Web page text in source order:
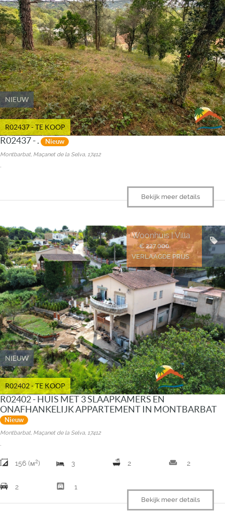
NIEUW
R02437 - TE KOOP
R02437 - . Nieuw
Montbarbat, Maçanet de la Selva, 17412
Bekijk meer details
NIEUW
R02402 - TE KOOP
Woonhuis | Villa
€ 227.000
VERLAAGDE PRIJS
R02402 - HUIS MET 3 SLAAPKAMERS EN
ONAFHANKELIJK APPARTEMENT IN MONTBARBAT
Nieuw
Montbarbat, Maçanet de la Selva, 17412
.
156 (м2) 3 2 weekend 2
2 garage 1
Bekijk meer details